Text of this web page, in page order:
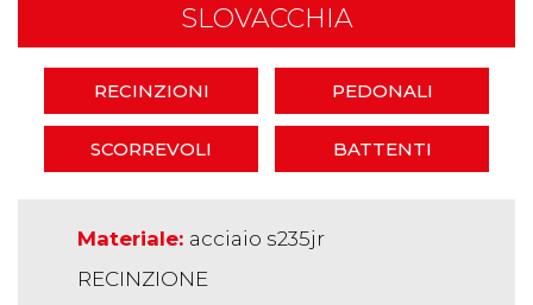
SLOVACCHIA
RECINZIONI PEDONALI
SCORREVOLI BATTENTI
Materiale: acciaio s235jr
RECINZIONE